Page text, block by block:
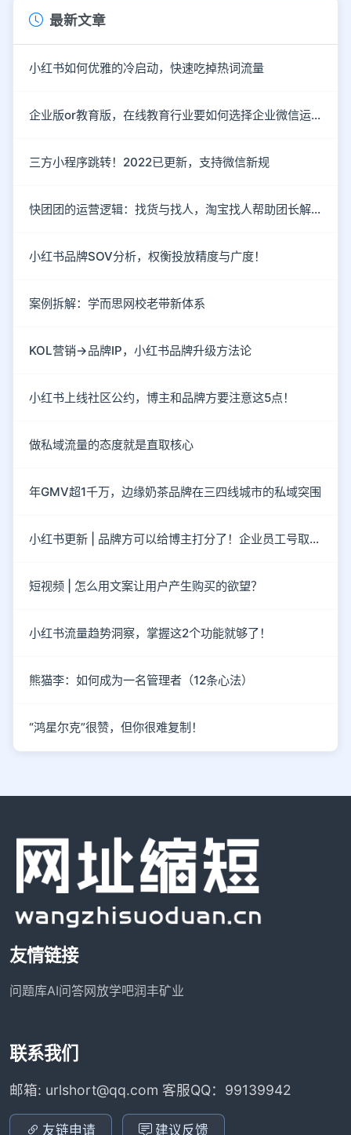
最新文章
小红书如何优雅的冷启动，快速吃掉热词流量
企业版or教育版，在线教育行业要如何选择企业微信运营私域流量？
三方小程序跳转！2022已更新，支持微信新规
快团团的运营逻辑：找货与找人，淘宝找人帮助团长解决货源
小红书品牌SOV分析，权衡投放精度与广度！
案例拆解：学而思网校老带新体系
KOL营销→品牌IP，小红书品牌升级方法论
小红书上线社区公约，博主和品牌方要注意这5点！
做私域流量的态度就是直取核心
年GMV超1千万，边缘奶茶品牌在三四线城市的私域突围
小红书更新 | 品牌方可以给博主打分了！企业员工号取消了！
短视频 | 怎么用文案让用户产生购买的欲望？
小红书流量趋势洞察，掌握这2个功能就够了！
熊猫李：如何成为一名管理者（12条心法）
“鸿星尔克”很赞，但你很难复制！
友情链接
问题库AI问答网放学吧润丰矿业
联系我们
邮箱: urlshort@qq.com 客服QQ：99139942
友链申请 建议反馈